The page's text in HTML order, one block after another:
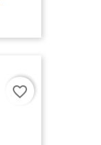
favorite_border